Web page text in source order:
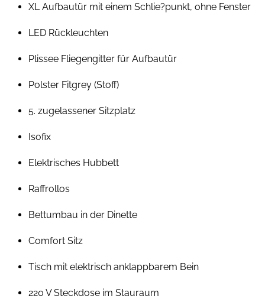
XL Aufbautür mit einem Schlie?punkt, ohne Fenster
LED Rückleuchten
Plissee Fliegengitter für Aufbautür
Polster Fitgrey (Stoff)
5. zugelassener Sitzplatz
Isofix
Elektrisches Hubbett
Raffrollos
Bettumbau in der Dinette
Comfort Sitz
Tisch mit elektrisch anklappbarem Bein
220 V Steckdose im Stauraum